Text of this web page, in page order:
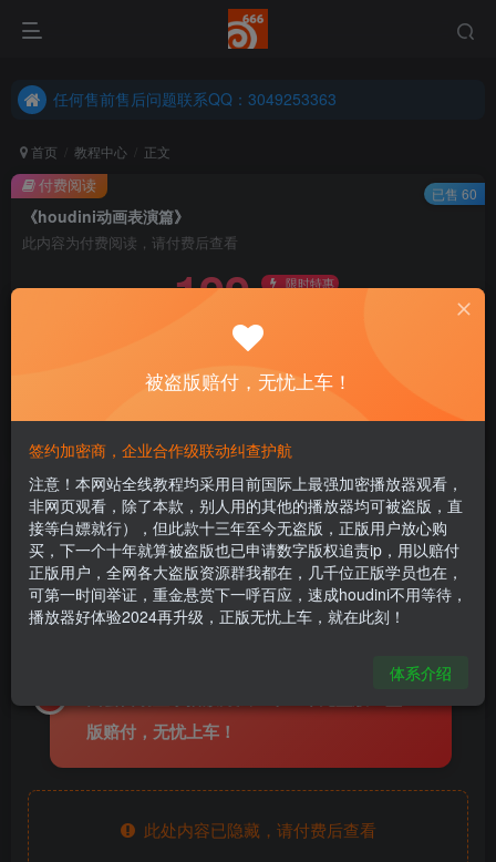
任何售前售后问题联系QQ：3049253363
任何售前售后问题联系QQ：3049253363
首页 教程中心 正文
《houdini动画表演篇》
此内容为付费阅读，请付费后查看
199 限时特惠
立即购买
付费阅读 已售 60
《houdini动画表演篇》
houdini666
4个月前更新
关注 私信
137
全线教程使用加密播放器观看，购买后，页
版赔付，无忧上车！
此处内容已隐藏，请付费后查看
被盗版赔付，无忧上车！
签约加密商，企业合作级联动纠查护航
注意！本网站全线教程均采用目前国际上最强加密播放器观看，
非网页观看，除了本款，别人用的其他的播放器均可被盗版，直
接等白嫖就行），但此款十三年至今无盗版，正版用户放心购
买，下一个十年就算被盗版也已申请数字版权追责ip，用以赔付
正版用户，全网各大盗版资源群我都在，几千位正版学员也在，
可第一时间举证，重金悬赏下一呼百应，速成houdini不用等待，
播放器好体验2024再升级，正版无忧上车，就在此刻！
体系介绍